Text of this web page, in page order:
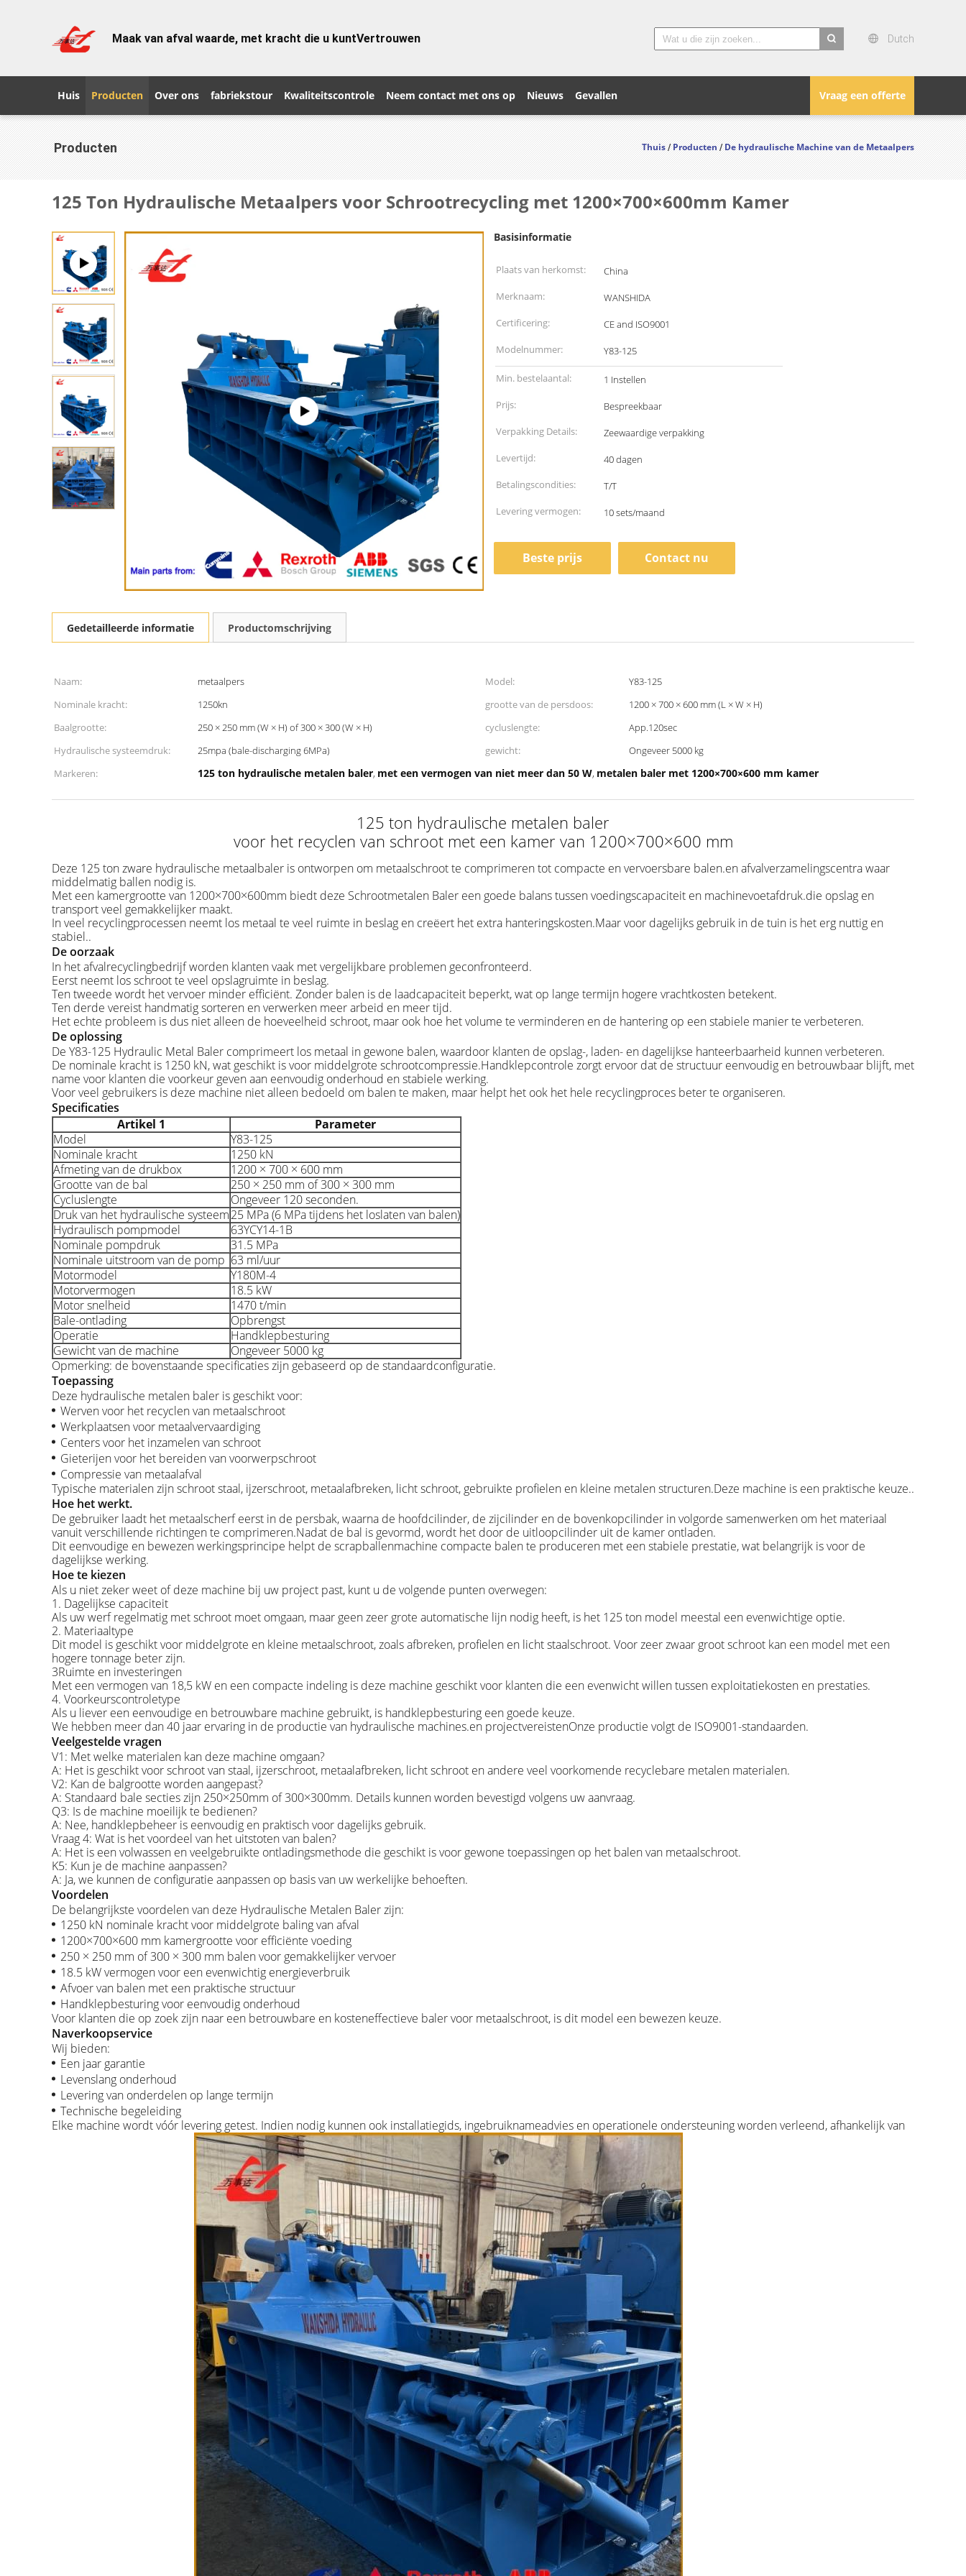
Maak van afval waarde, met kracht die u kuntVertrouwen
Dutch
Vraag een offerte
Huis Producten Over ons fabriekstour Kwaliteitscontrole Neem contact met ons op Nieuws Gevallen
Producten Thuis /Producten/De hydraulische Machine van de Metaalpers
125 Ton Hydraulische Metaalpers voor Schrootrecycling met 1200×700×600mm Kamer
Basisinformatie
Plaats van herkomst:
China
Merknaam:
WANSHIDA
Certificering:
CE and ISO9001
Modelnummer:
Y83-125
Min. bestelaantal:
1 Instellen
Prijs:
Bespreekbaar
Verpakking Details:
Zeewaardige verpakking
Levertijd:
40 dagen
Betalingscondities:
T/T
Levering vermogen:
10 sets/maand
Beste prijs Contact nu
Gedetailleerde informatie Productomschrijving
Naam: metaalpers Model:
Y83-125
Nominale kracht:
1250kn grootte van de persdoos:
1200 × 700 × 600 mm (L × W × H)
Baalgrootte:
250 × 250 mm (W × H) of 300 × 300 (W × H) cycluslengte:
App.120sec
Hydraulische systeemdruk:
25mpa (bale-discharging 6MPa) gewicht:
Ongeveer 5000 kg
Markeren:
125 ton hydraulische metalen baler, met een vermogen van niet meer dan 50 W, metalen baler met 1200×700×600 mm kamer
125 ton hydraulische metalen baler
voor het recyclen van schroot met een kamer van 1200×700×600 mm
Deze 125 ton zware hydraulische metaalbaler is ontworpen om metaalschroot te comprimeren tot compacte en vervoersbare balen.en afvalverzamelingscentra waar
middelmatig ballen nodig is.
Met een kamergrootte van 1200×700×600mm biedt deze Schrootmetalen Baler een goede balans tussen voedingscapaciteit en machinevoetafdruk.die opslag en
transport veel gemakkelijker maakt.
In veel recyclingprocessen neemt los metaal te veel ruimte in beslag en creëert het extra hanteringskosten.Maar voor dagelijks gebruik in de tuin is het erg nuttig en
stabiel..
De oorzaak
In het afvalrecyclingbedrijf worden klanten vaak met vergelijkbare problemen geconfronteerd.
Eerst neemt los schroot te veel opslagruimte in beslag.
Ten tweede wordt het vervoer minder efficiënt. Zonder balen is de laadcapaciteit beperkt, wat op lange termijn hogere vrachtkosten betekent.
Ten derde vereist handmatig sorteren en verwerken meer arbeid en meer tijd.
Het echte probleem is dus niet alleen de hoeveelheid schroot, maar ook hoe het volume te verminderen en de hantering op een stabiele manier te verbeteren.
De oplossing
De Y83-125 Hydraulic Metal Baler comprimeert los metaal in gewone balen, waardoor klanten de opslag-, laden- en dagelijkse hanteerbaarheid kunnen verbeteren.
De nominale kracht is 1250 kN, wat geschikt is voor middelgrote schrootcompressie.Handklepcontrole zorgt ervoor dat de structuur eenvoudig en betrouwbaar blijft, met
name voor klanten die voorkeur geven aan eenvoudig onderhoud en stabiele werking.
Voor veel gebruikers is deze machine niet alleen bedoeld om balen te maken, maar helpt het ook het hele recyclingproces beter te organiseren.
Specificaties
Artikel 1
Parameter
Model
Y83-125
Nominale kracht
1250 kN
Afmeting van de drukbox
1200 × 700 × 600 mm
Grootte van de bal
250 × 250 mm of 300 × 300 mm
Cycluslengte
Ongeveer 120 seconden.
Druk van het hydraulische systeem25 MPa (6 MPa tijdens het loslaten van balen)
Hydraulisch pompmodel
63YCY14-1B
Nominale pompdruk
31.5 MPa
Nominale uitstroom van de pomp 63 ml/uur
Motormodel
Y180M-4
Motorvermogen
18.5 kW
Motor snelheid
1470 t/min
Bale-ontlading
Opbrengst
Operatie
Handklepbesturing
Gewicht van de machine
Ongeveer 5000 kg
Opmerking: de bovenstaande specificaties zijn gebaseerd op de standaardconfiguratie.
Toepassing
Deze hydraulische metalen baler is geschikt voor:
Werven voor het recyclen van metaalschroot
Werkplaatsen voor metaalvervaardiging
Centers voor het inzamelen van schroot
Gieterijen voor het bereiden van voorwerpschroot
Compressie van metaalafval
Typische materialen zijn schroot staal, ijzerschroot, metaalafbreken, licht schroot, gebruikte profielen en kleine metalen structuren.Deze machine is een praktische keuze..
Hoe het werkt.
De gebruiker laadt het metaalscherf eerst in de persbak, waarna de hoofdcilinder, de zijcilinder en de bovenkopcilinder in volgorde samenwerken om het materiaal
vanuit verschillende richtingen te comprimeren.Nadat de bal is gevormd, wordt het door de uitloopcilinder uit de kamer ontladen.
Dit eenvoudige en bewezen werkingsprincipe helpt de scrapballenmachine compacte balen te produceren met een stabiele prestatie, wat belangrijk is voor de
dagelijkse werking.
Hoe te kiezen
Als u niet zeker weet of deze machine bij uw project past, kunt u de volgende punten overwegen:
1. Dagelijkse capaciteit
Als uw werf regelmatig met schroot moet omgaan, maar geen zeer grote automatische lijn nodig heeft, is het 125 ton model meestal een evenwichtige optie.
2. Materiaaltype
Dit model is geschikt voor middelgrote en kleine metaalschroot, zoals afbreken, profielen en licht staalschroot. Voor zeer zwaar groot schroot kan een model met een
hogere tonnage beter zijn.
3Ruimte en investeringen
Met een vermogen van 18,5 kW en een compacte indeling is deze machine geschikt voor klanten die een evenwicht willen tussen exploitatiekosten en prestaties.
4. Voorkeurscontroletype
Als u liever een eenvoudige en betrouwbare machine gebruikt, is handklepbesturing een goede keuze.
We hebben meer dan 40 jaar ervaring in de productie van hydraulische machines.en projectvereistenOnze productie volgt de ISO9001-standaarden.
Veelgestelde vragen
V1: Met welke materialen kan deze machine omgaan?
A: Het is geschikt voor schroot van staal, ijzerschroot, metaalafbreken, licht schroot en andere veel voorkomende recyclebare metalen materialen.
V2: Kan de balgrootte worden aangepast?
A: Standaard bale secties zijn 250×250mm of 300×300mm. Details kunnen worden bevestigd volgens uw aanvraag.
Q3: Is de machine moeilijk te bedienen?
A: Nee, handklepbeheer is eenvoudig en praktisch voor dagelijks gebruik.
Vraag 4: Wat is het voordeel van het uitstoten van balen?
A: Het is een volwassen en veelgebruikte ontladingsmethode die geschikt is voor gewone toepassingen op het balen van metaalschroot.
K5: Kun je de machine aanpassen?
A: Ja, we kunnen de configuratie aanpassen op basis van uw werkelijke behoeften.
Voordelen
De belangrijkste voordelen van deze Hydraulische Metalen Baler zijn:
1250 kN nominale kracht voor middelgrote baling van afval
1200×700×600 mm kamergrootte voor efficiënte voeding
250 × 250 mm of 300 × 300 mm balen voor gemakkelijker vervoer
18.5 kW vermogen voor een evenwichtig energieverbruik
Afvoer van balen met een praktische structuur
Handklepbesturing voor eenvoudig onderhoud
Voor klanten die op zoek zijn naar een betrouwbare en kosteneffectieve baler voor metaalschroot, is dit model een bewezen keuze.
Naverkoopservice
Wij bieden:
Een jaar garantie
Levenslang onderhoud
Levering van onderdelen op lange termijn
Technische begeleiding
Elke machine wordt vóór levering getest. Indien nodig kunnen ook installatiegids, ingebruiknameadvies en operationele ondersteuning worden verleend, afhankelijk van